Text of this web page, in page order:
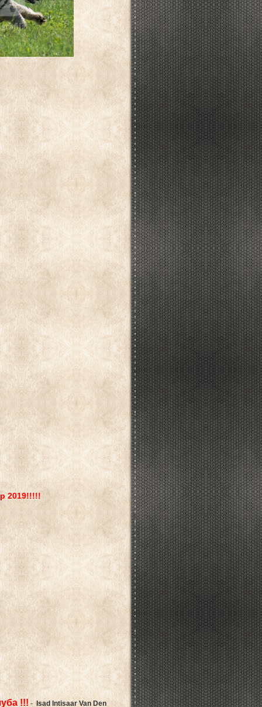
2019!!!!!
!!!- Isad Intisaar Van Den